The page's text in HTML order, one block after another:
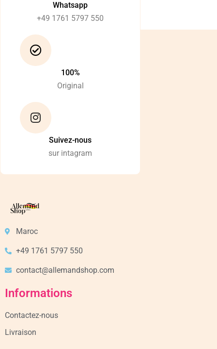
Whatsapp
+49 1761 5797 550
100%
Original
Suivez-nous
sur intagram
Maroc
+49 1761 5797 550
contact@allemandshop.com
Informations
Contactez-nous
Livraison